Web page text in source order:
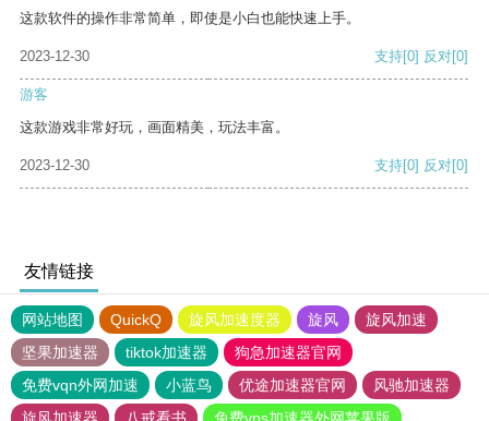
这款软件的操作非常简单，即使是小白也能快速上手。
2023-12-30 支持[0] 反对[0]
游客
这款游戏非常好玩，画面精美，玩法丰富。
2023-12-30 支持[0] 反对[0]
友情链接
网站地图 QuickQ 旋风加速度器 旋风
旋风加速
坚果加速器
tiktok加速器
狗急加速器官网
免费vqn外网加速
小蓝鸟 优途加速器官网
风驰加速器